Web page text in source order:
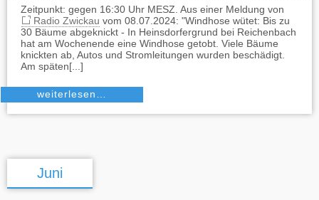
Zeitpunkt: gegen 16:30 Uhr MESZ. Aus einer Meldung von
Radio Zwickau vom 08.07.2024: "Windhose wütet: Bis zu
30 Bäume abgeknickt - In Heinsdorfergrund bei Reichenbach
hat am Wochenende eine Windhose getobt. Viele Bäume
knickten ab, Autos und Stromleitungen wurden beschädigt.
Am späten[...]
weiterlesen…
Juni